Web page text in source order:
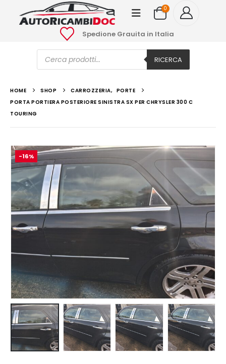
0
Spedione Grauita in Italia
Ricerca
prodotti RICERCA
HOME SHOP CARROZZERIA, PORTE
PORTA PORTIERA POSTERIORE SINISTRA SX PER CHRYSLER 300 C
TOURING
-16%